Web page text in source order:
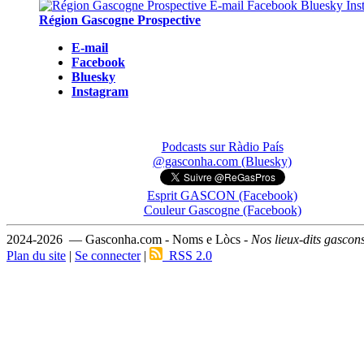
Région Gascogne Prospective
E-mail
Facebook
Bluesky
Instagram
Podcasts sur Ràdio País
@gasconha.com (Bluesky)
Esprit GASCON (Facebook)
Couleur Gascogne (Facebook)
2024-2026 — Gasconha.com - Noms e Lòcs - Nos lieux-dits
Plan du site | Se connecter| RSS 2.0